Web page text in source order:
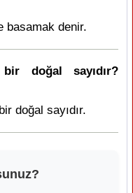
basamak denir.
doğal sayıdır?
doğal sayıdır.